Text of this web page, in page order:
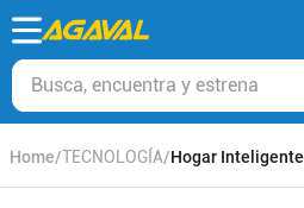
Busca, encuentra y estrena
TECNOLOGÍA Hogar Inteligente